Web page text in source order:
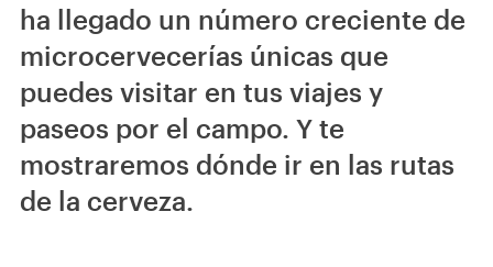
ha llegado un número creciente de
microcervecerías únicas que
puedes visitar en tus viajes y
paseos por el campo. Y te
mostraremos dónde ir en las rutas
de la cerveza.